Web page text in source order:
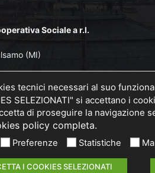
Sociale a r.l.
(MI)
iscritto nel Pubblico Registro della
Tribunale di Monza al n. 20 del
tecnici necessari al suo
SELEZIONATI" si accettano i
di proseguire la navigazione
policy completa.
Preferenze Statistiche
I COOKIES SELEZIONATI